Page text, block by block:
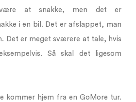
at snakke, men det er
i en bil. Det er afslappet, man
Det er meget sværere at tale, hvis
Så skal det ligesom
kommer hjem fra en GoMore tur.